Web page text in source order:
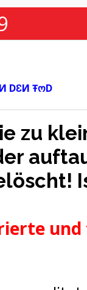
DƐИ ŦოD
zu